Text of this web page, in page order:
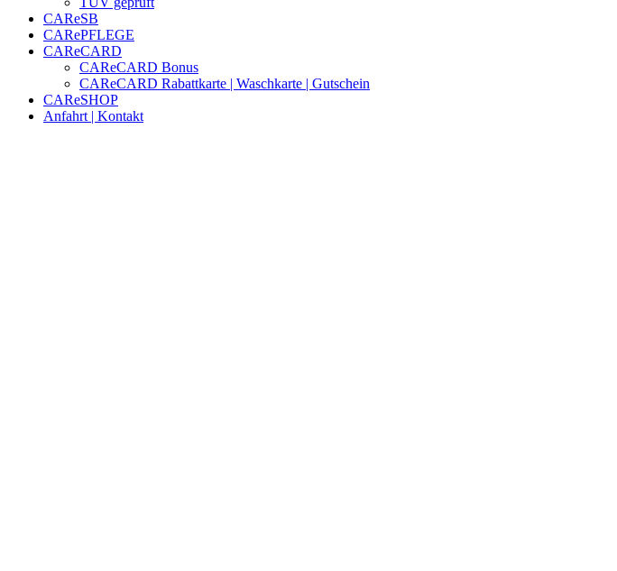
CAReSB
CARePFLEGE
CAReCARD
CAReCARD Bonus
CAReCARD Rabattkarte | Waschkarte | Gutschein
CAReSHOP
Anfahrt | Kontakt